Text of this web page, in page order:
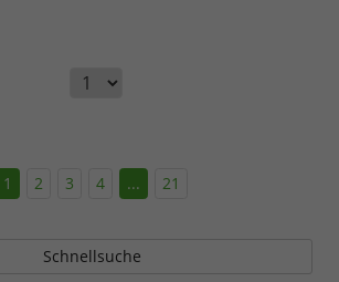
1 2 3 4 ... 21
Schnellsuche